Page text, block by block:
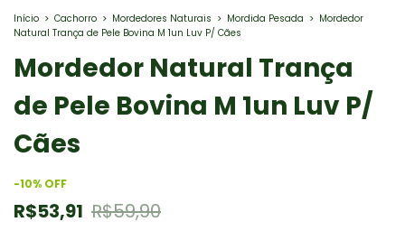
Início > Cachorro > Mordedores Naturais > Mordida Pesada > Mordedor
Natural Trança de Pele Bovina M 1un Luv P/ Cães
Mordedor Natural Trança
de Pele Bovina M 1un Luv P/
Cães
-10% OFF
R$53,91 R$59,90